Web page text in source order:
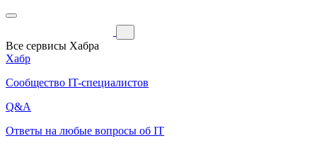
Все сервисы Хабра
Хабр
Сообщество IT-специалистов
Q&A
Ответы на любые вопросы об IT